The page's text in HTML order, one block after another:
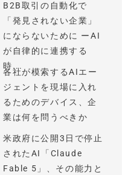
B2B取引の自動化で
「発見されない企業」
にならないために ーAI
が自律的に連携する
時...
各社が模索するAIエー
ジェントを現場に入れ
るためのデバイス、企
業は何を問うべきか
米政府に公開3日で停止
されたAI「Claude
Fable 5」、その能力と